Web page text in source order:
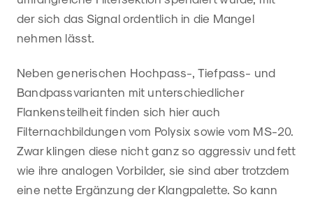
der sich das Signal ordentlich in die Mangel
nehmen lässt.
Neben generischen Hochpass-, Tiefpass- und
Bandpassvarianten mit unterschiedlicher
Flankensteilheit finden sich hier auch
Filternachbildungen vom Polysix sowie vom MS-20.
Zwar klingen diese nicht ganz so aggressiv und fett
wie ihre analogen Vorbilder, sie sind aber trotzdem
eine nette Ergänzung der Klangpalette. So kann